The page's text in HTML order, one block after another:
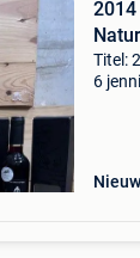
Titel:
6
Nieuw